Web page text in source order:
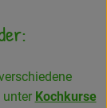
unter Kochkurse